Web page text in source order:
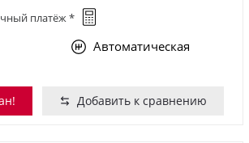
платёж *
Автоматическая
Добавить к сравнению